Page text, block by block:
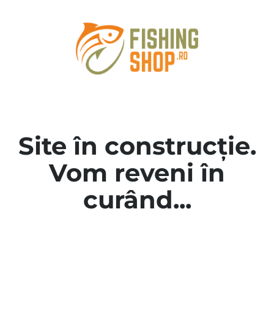
Site în construcție.
Vom reveni în
curând...